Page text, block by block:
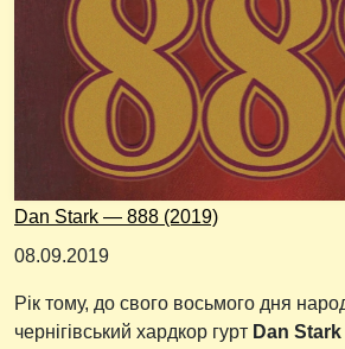
Dan Stark — 888 (2019)
08.09.2019
Рік тому, до свого восьмого дня
чернігівський хардкор гурт Dan Stark